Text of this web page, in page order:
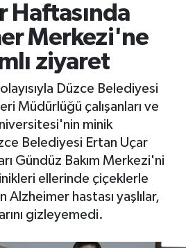
Haftasında
Merkezi'ne
ziyaret
Düzce Belediyesi
Müdürlüğü çalışanları ve
minik
Belediyesi Ertan Uçar
Gündüz Bakım Merkezi'ni
ellerinde çiçeklerle
Alzheimer hastası yaşlılar,
gizleyemedi.